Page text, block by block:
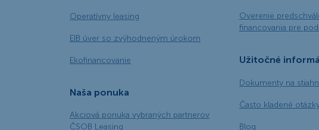
Operatívny leasing
EIB úver so zvýhodneným úrokom
Ekofinancovanie
Naša ponuka
Akciová ponuka vybraných partnerov
ČSOB Leasing
Overenie
financovania pre
Užitočné
Dokumenty na
Často kladené
Blog